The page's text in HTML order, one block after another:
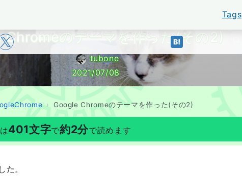
Tags
Chromeのテーマを作った(その2)
tubone
2021/07/08
Google Chromeのテーマを作った(その2)
401文字で約2分で読めます
た。